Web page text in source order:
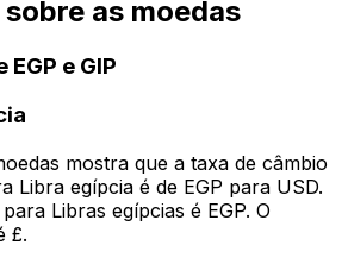
as moedas
e GIP
mostra que a taxa de câmbio
Libra egípcia é de EGP para USD.
Libras egípcias é EGP. O
£.